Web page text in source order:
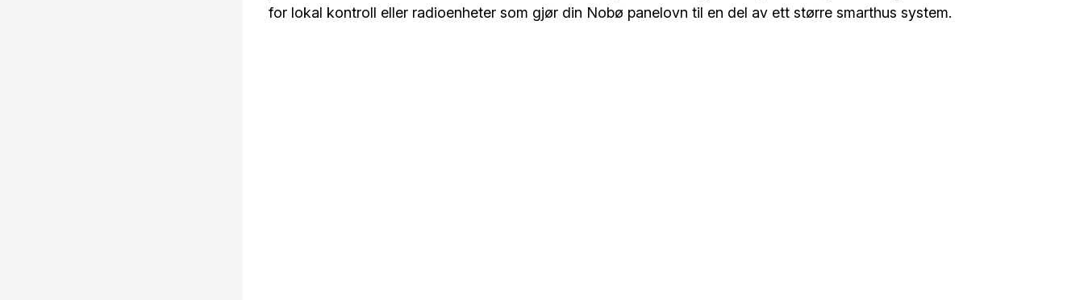
for lokal kontroll eller radioenheter som gjør din Nobø panelovn til en del av ett større smarthus system.